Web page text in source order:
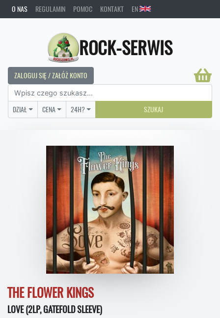
O NAS REGULAMIN POMOC KONTAKT EN
ROCK-SERWIS
ZALOGUJ SIĘ / ZAŁÓŻ KONTO
DZIAŁ CENA 24H? SZUKAJ
THE FLOWER KINGS
LOVE (2LP, GATEFOLD SLEEVE)